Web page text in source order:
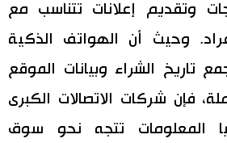
وتقديم إعلانات تتناسب مع
وحيث أن الهواتف الذكية
تاريخ الشراء وبيانات الموقع
فإن شركات الاتصالات الكبرى
المعلومات تتجه نحو سوق